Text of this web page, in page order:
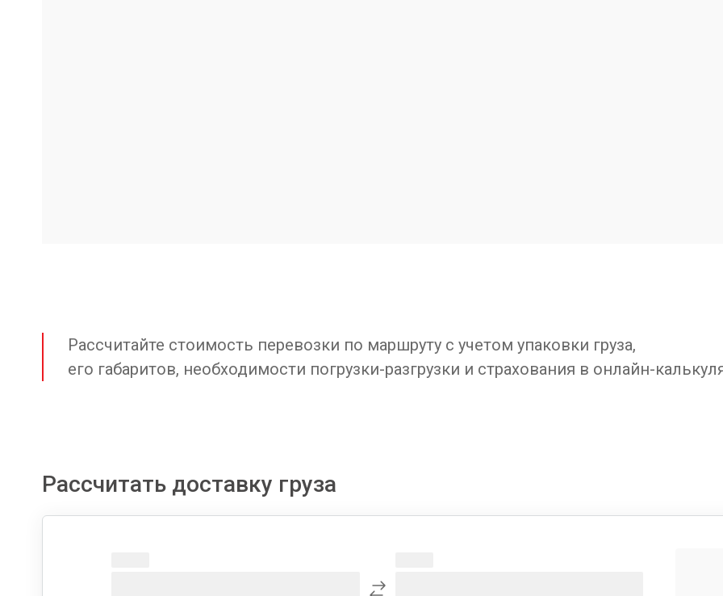
Рассчитайте стоимость перевозки по маршруту с учетом упаковки груза,
его габаритов, необходимости погрузки-разгрузки и страхования в онлайн-
Рассчитать доставку груза